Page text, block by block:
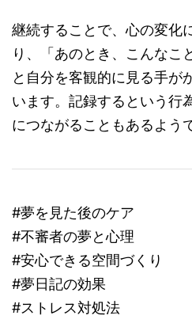
継続することで、心の変化
り、「あのとき、こんなこ
と自分を客観的に見る手が
います。記録するという行
につながることもあるよう
#夢を見た後のケア
#不審者の夢と心理
#安心できる空間づくり
#夢日記の効果
#ストレス対処法